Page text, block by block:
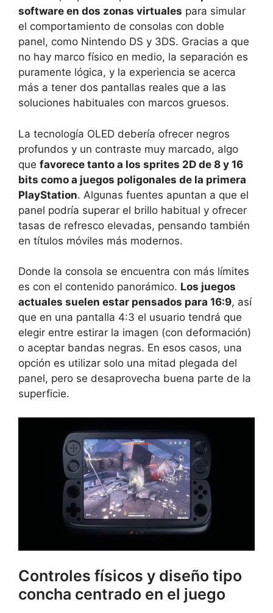
software en dos zonas virtuales para simular
el comportamiento de consolas con doble
panel, como Nintendo DS y 3DS. Gracias a que
no hay marco físico en medio, la separación es
puramente lógica, y la experiencia se acerca
más a tener dos pantallas reales que a las
soluciones habituales con marcos gruesos.
La tecnología OLED debería ofrecer negros
profundos y un contraste muy marcado, algo
que favorece tanto a los sprites 2D de 8 y 16
bits como a juegos poligonales de la primera
PlayStation. Algunas fuentes apuntan a que el
panel podría superar el brillo habitual y ofrecer
tasas de refresco elevadas, pensando también
en títulos móviles más modernos.
Donde la consola se encuentra con más límites
es con el contenido panorámico. Los juegos
actuales suelen estar pensados para 16:9, así
que en una pantalla 4:3 el usuario tendrá que
elegir entre estirar la imagen (con deformación)
o aceptar bandas negras. En esos casos, una
opción es utilizar solo una mitad plegada del
panel, pero se desaprovecha buena parte de la
superficie.
Controles físicos y diseño tipo
concha centrado en el juego